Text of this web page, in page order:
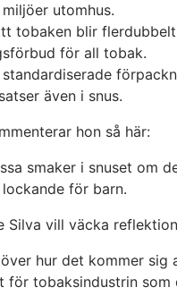
utomhus.
tobaken blir
för all tobak.
även i snus.
hon så här:
smaker i snuset om
för barn.
Silva vill väcka
hur det kommer
för tobaksindustrin som